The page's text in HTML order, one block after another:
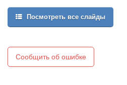
это маленькая игра, доставляющая
положительные эмоции. Она не
сохраняется высокая активность и
Нетрадиционное рисование лежит
терапевтических техник. Как
процессов, нетрадиционные
Посмотреть все слайды
Сообщить об ошибке